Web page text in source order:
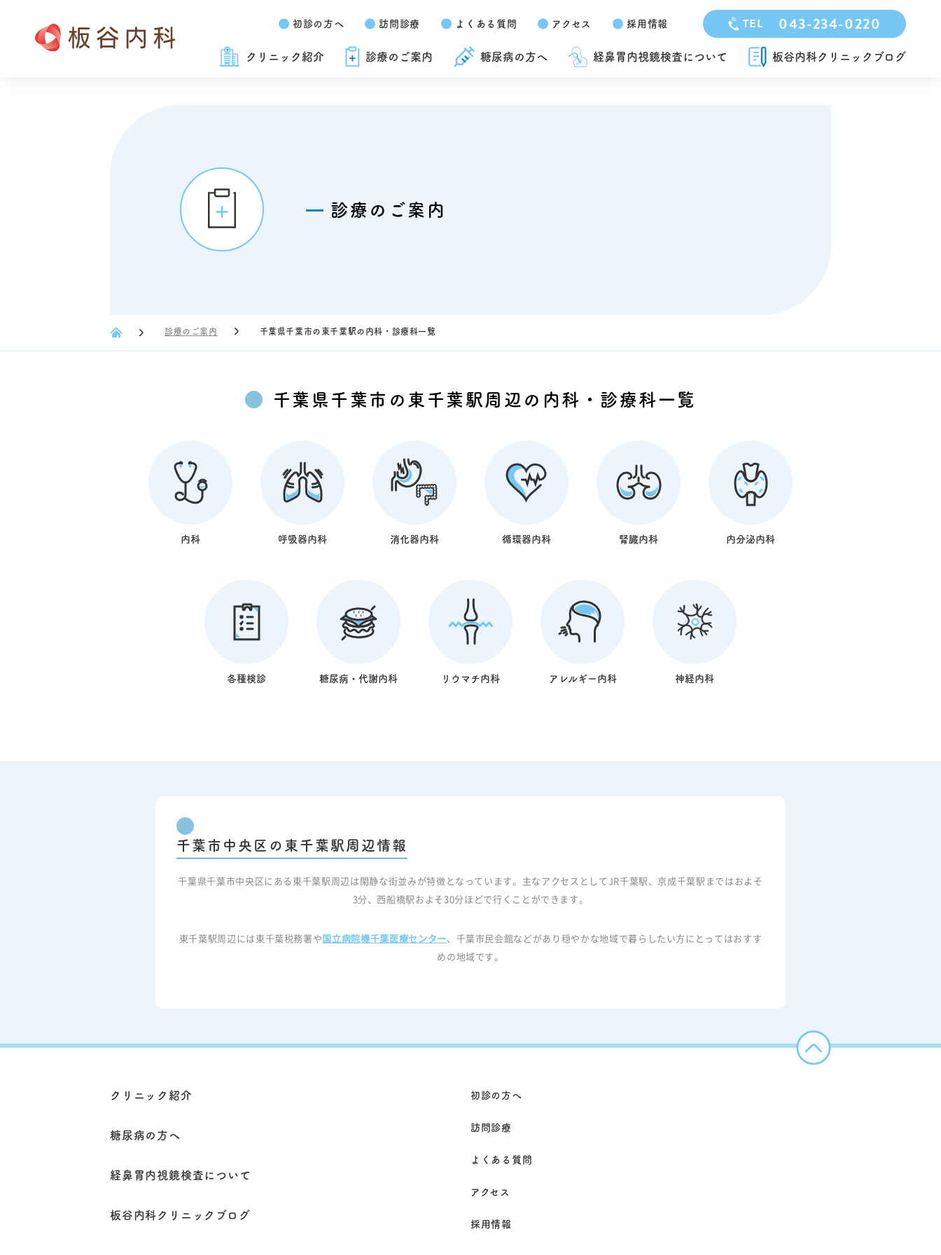
初診の方へ 訪問診療 よくある質問 アクセス 採用情報 TEL 043-234-0220
クリニック紹介 診療のご案内 糖尿病の方へ 経鼻胃内視鏡検査について 板谷内科クリニックブログ
診療のご案内
診療のご案内 千葉県千葉市の東千葉駅の内科・診療科一覧
千葉県千葉市の東千葉駅周辺の内科・診療科一覧
内科 呼吸器内科 消化器内科 循環器内科 腎臓内科 内分泌内科
各種検診 糖尿病・代謝内科 リウマチ内科 アレルギー内科 神経内科
千葉市中央区の東千葉駅周辺情報
千葉県千葉市中央区にある東千葉駅周辺は閑静な街並みが特徴となっています。主なアクセスとしてJR千葉駅、京成千葉駅まではおよそ
3分、西船橋駅およそ30分ほどで行くことができます。
東千葉駅周辺には東千葉税務署や 国立病院機千葉医療センター、千葉市民会館などがあり穏やかな地域で暮らしたい方にとってはおすす
めの地域です。
クリニック紹介
糖尿病の方へ
経鼻胃内視鏡検査について
板谷内科クリニックブログ
初診の方へ
訪問診療
よくある質問
アクセス
採用情報